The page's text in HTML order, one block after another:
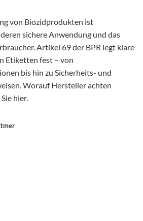
von Biozidprodukten ist
sichere Anwendung und das
Artikel 69 der BPR legt klare
Etiketten fest – von
bis hin zu Sicherheits- und
Worauf Hersteller achten
hier.